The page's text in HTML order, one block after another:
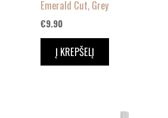
Emerald Cut, Grey
€9.90
Į KREPŠELĮ